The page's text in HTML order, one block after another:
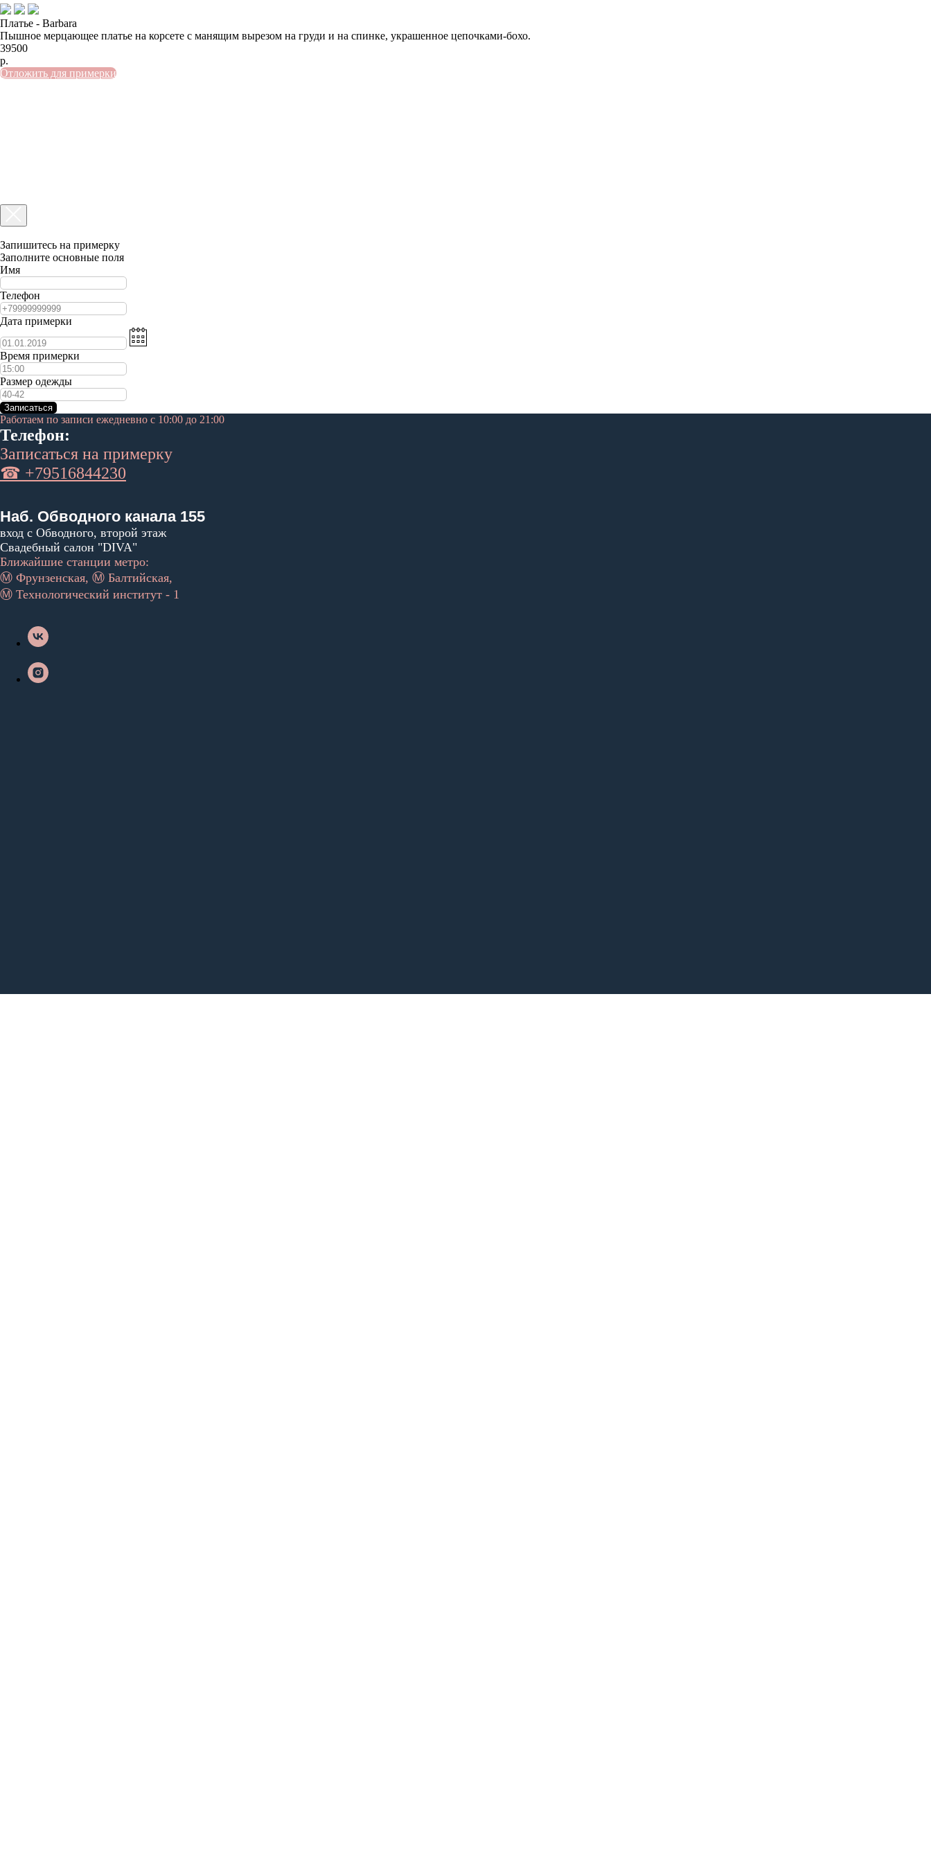
Платье - Barbara
Пышное мерцающее платье на корсете с манящим вырезом на груди и на спинке, украшенное цепочками-бохо.
39500
р.
Отложить для примерки
Запишитесь на примерку
Заполните основные поля
Имя
Телефон
Дата примерки
Время примерки
Размер одежды
Записаться
Работаем по записи ежедневно с 10:00 до 21:00
Телефон:
Записаться на примерку
☎ +79516844230
Наб. Обводного канала 155
вход с Обводного, второй этаж
Свадебный салон "DIVA"
Ближайшие станции метро:
Ⓜ Фрунзенская, Ⓜ Балтийская,
Ⓜ Технологический институт - 1